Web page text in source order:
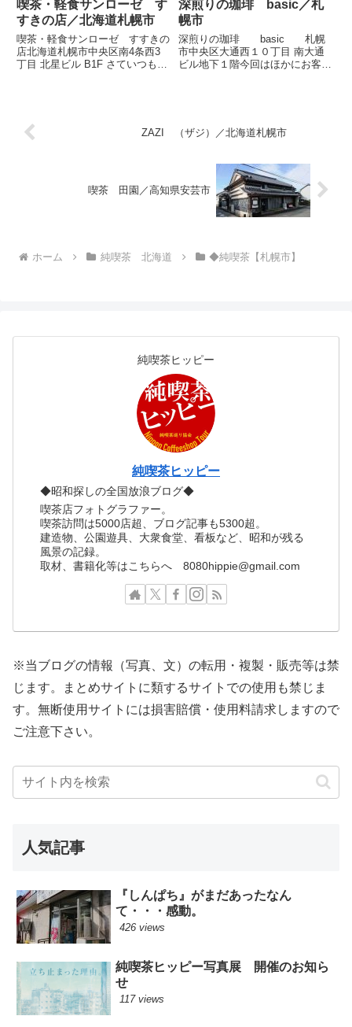
内に80人近くが入る。座席かな
い人には入場に100...
喫茶・軽食サンローゼ す
すきの店／北海道札幌市
喫茶・軽食サンローゼ すすきの
店北海道札幌市中央区南4条西3
丁目 北星ビル B1F さていつもの
用フロア。マスターが照明...
深煎りの珈琲 basic／札
幌市
深煎りの珈琲 basic 札幌
市中央区大通西１０丁目 南大通
ビル地下１階今回はほかにお客も
で、テーブル席がひとつ、背後...
ZAZI （ザジ）／北海道札幌市
喫茶 田園／高知県安芸市
ホーム 純喫茶 北海道 ◆純喫茶【札幌市】
純喫茶ヒッピー
純喫茶ヒッピー
◆昭和探しの全国放浪ブログ◆
喫茶店フォトグラファー。
喫茶訪問は5000店超、ブログ記事も5300超。
建造物、公園遊具、大衆食堂、看板など、昭和が残る
風景の記録。
取材、書籍化等はこちらへ 8080hippie@gmail.com
※当ブログの情報（写真、文）の転用・複製・販売等は禁
じます。まとめサイトに類するサイトでの使用も禁じま
す。無断使用サイトには損害賠償・使用料請求しますので
ご注意下さい。
人気記事
『しんぱち』がまだあったなん
て・・・感動。
426 views
純喫茶ヒッピー写真展 開催のお知ら
せ
117 views